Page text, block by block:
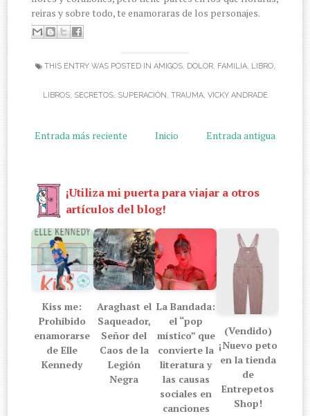
reiras y sobre todo, te enamoraras de los personajes.
THIS ENTRY WAS POSTED IN AMIGOS, DOLOR, FAMILIA, LIBRO,
LIBROS, SECRETOS, SUPERACIÓN, TRAUMA, VICKY ANDRADE
Entrada más reciente Entrada antigua
Inicio
¡Utiliza mi puerta para viajar a otros
artículos del blog!
Kiss me:
Prohibido
enamorarse
de Elle
Kennedy
Araghast el
Saqueador,
Señor del
Caos de la
Legión
Negra
La Bandada:
el “pop
místico” que
convierte la
literatura y
las causas
sociales en
canciones
(Vendido)
¡Nuevo peto
en la tienda
de
Entrepetos
Shop!